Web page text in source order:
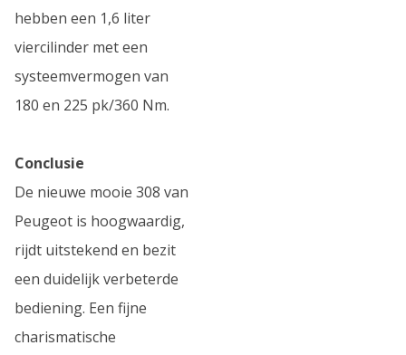
hebben een 1,6 liter
viercilinder met een
systeemvermogen van
180 en 225 pk/360 Nm.
Conclusie
De nieuwe mooie 308 van
Peugeot is hoogwaardig,
rijdt uitstekend en bezit
een duidelijk verbeterde
bediening. Een fijne
charismatische